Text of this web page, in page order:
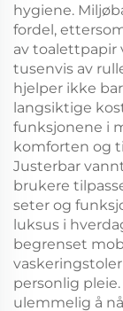
hygiene.
fordel,
av toalettpapir
tusenvis av
hjelper ikke
langsiktige
funksjonene i
komforten og
Justerbar
brukere
seter og
luksus i
begrenset
personlig
ulemmelig å